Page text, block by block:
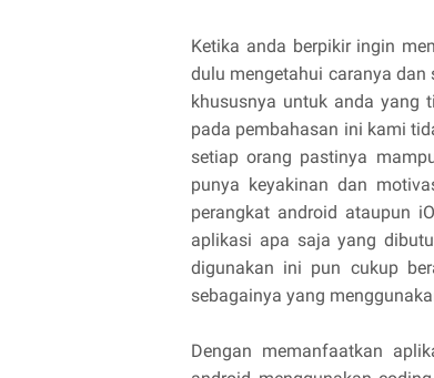
Ketika anda berpikir ingin
dulu mengetahui caranya dan
khususnya untuk anda yang
pada pembahasan ini kami
setiap orang pastinya
punya keyakinan dan
perangkat android ataupun
aplikasi apa saja yang
digunakan ini pun cukup
sebagainya yang
Dengan memanfaatkan